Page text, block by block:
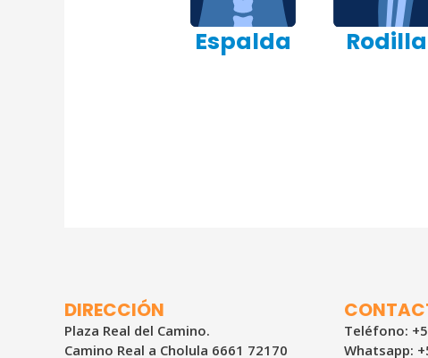
Espalda Rodilla
DIRECCIÓN
Plaza Real del Camino.
Camino Real a Cholula 6661 72170
Teléfono:
Whatsapp: